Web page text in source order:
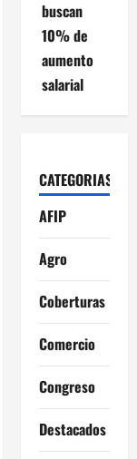
buscan
10% de
aumento
salarial
CATEGORIAS
AFIP
Agro
Coberturas
Comercio
Congreso
Destacados